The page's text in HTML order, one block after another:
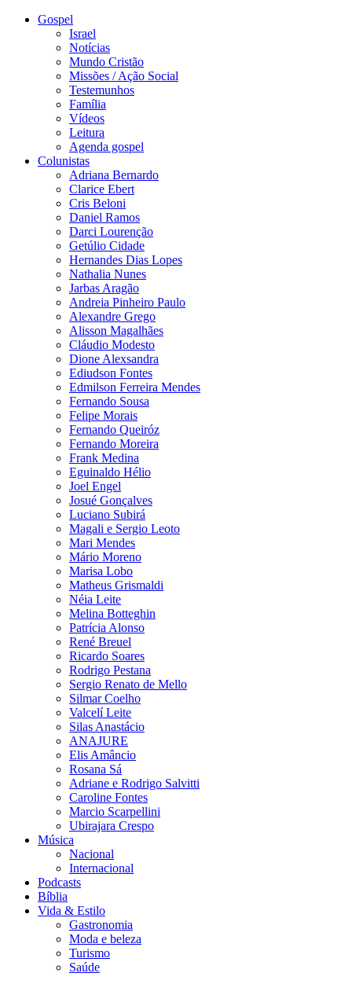
Gospel
Israel
Notícias
Mundo Cristão
Missões / Ação Social
Testemunhos
Família
Vídeos
Leitura
Agenda gospel
Colunistas
Adriana Bernardo
Clarice Ebert
Cris Beloni
Daniel Ramos
Darci Lourenção
Getúlio Cidade
Hernandes Dias Lopes
Nathalia Nunes
Jarbas Aragão
Andreia Pinheiro Paulo
Alexandre Grego
Alisson Magalhães
Cláudio Modesto
Dione Alexsandra
Ediudson Fontes
Edmilson Ferreira Mendes
Fernando Sousa
Felipe Morais
Fernando Queiróz
Fernando Moreira
Frank Medina
Eguinaldo Hélio
Joel Engel
Josué Gonçalves
Luciano Subirá
Magali e Sergio Leoto
Mari Mendes
Mário Moreno
Marisa Lobo
Matheus Grismaldi
Néia Leite
Melina Botteghin
Patrícia Alonso
René Breuel
Ricardo Soares
Rodrigo Pestana
Sergio Renato de Mello
Silmar Coelho
Valcelí Leite
Silas Anastácio
ANAJURE
Elis Amâncio
Rosana Sá
Adriane e Rodrigo Salvitti
Caroline Fontes
Marcio Scarpellini
Ubirajara Crespo
Música
Nacional
Internacional
Podcasts
Bíblia
Vida & Estilo
Gastronomia
Moda e beleza
Turismo
Saúde